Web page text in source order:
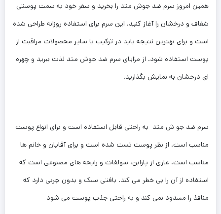
همین امروز سرم ضد جوش متد را بخرید و سفر خود به سمت پوستی
شفاف و درخشان را آغاز کنید. این سرم برای استفاده روزانه طراحی شده
است و برای بهترین نتیجه باید در ترکیب با سایر محصولات مراقبت از
پوست استفاده شود. از مزایای سرم ضد جوش متد لذت ببرید و چهره
ای درخشان به نمایش بگذارید.
سرم ضد جو ش متد به راحتی قابل استفاده است و برای انواع پوست
مناسب است. از نظر پوست تست شده است و برای آقایان و خانم ها
مناسب است. عاری از پارابن، سولفات و رایحه های مصنوعی است که
استفاده از آن را بی خطر می کند. بافتی سبک و بدون چربی دارد که
منافذ را مسدود نمی کند و به راحتی جذب پوست می شود